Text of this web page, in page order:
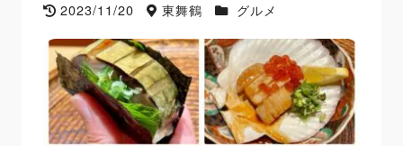
2023/11/20 東舞鶴 グルメ